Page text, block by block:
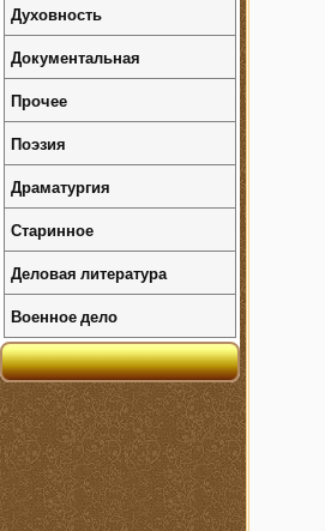
Духовность
Документальная
Прочее
Поэзия
Драматургия
Старинное
Деловая литература
Военное дело